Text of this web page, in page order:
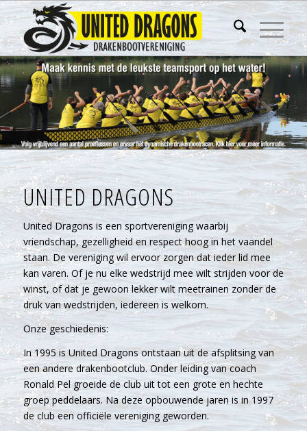
UNITED DRAGONS
United Dragons is een sportvereniging waarbij
vriendschap, gezelligheid en respect hoog in het vaandel
staan. De vereniging wil ervoor zorgen dat ieder lid mee
kan varen. Of je nu elke wedstrijd mee wilt strijden voor de
winst, of dat je gewoon lekker wilt meetrainen zonder de
druk van wedstrijden, iedereen is welkom.
Onze geschiedenis:
In 1995 is United Dragons ontstaan uit de afsplitsing van
een andere drakenbootclub. Onder leiding van coach
Ronald Pel groeide de club uit tot een grote en hechte
groep peddelaars. Na deze opbouwende jaren is in 1997
de club een officiële vereniging geworden.